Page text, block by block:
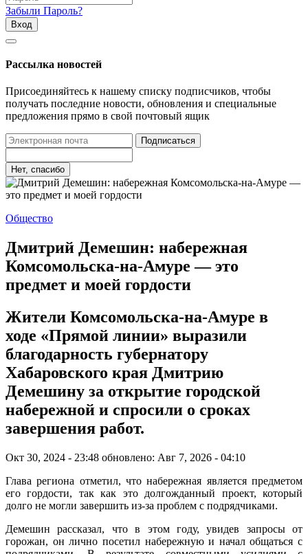
Забыли Пароль?
Вход
Рассылка новостей
Присоединяйтесь к нашему списку подписчиков, чтобы
получать последние новости, обновления и специальные
предложения прямо в свой почтовый ящик
Подписаться
Нет, спасибо
Общество
Дмитрий Демешин: набережная
Комсомольска-на-Амуре — это
предмет и моей гордости
Жители Комсомольска-на-Амуре в
ходе «Прямой линии» выразили
благодарность губернатору
Хабаровского края Дмитрию
Демешину за открытие городской
набережной и спросили о сроках
завершения работ.
Окт 30, 2024 - 23:48 обновлено: Авг 7, 2026 - 04:10
Глава региона отметил, что набережная является предметом
его гордости, так как это долгожданный проект, который
долго не могли завершить из-за проблем с подрядчиками.
Демешин рассказал, что в этом году, увидев запросы от
горожан, он лично посетил набережную и начал общаться с